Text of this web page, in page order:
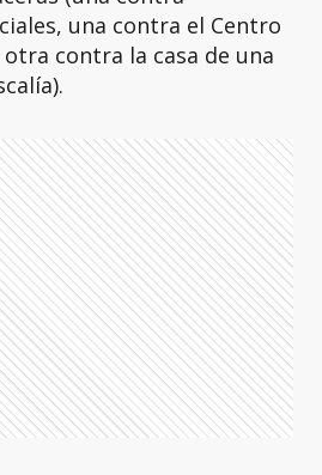
una contra el Centro
otra contra la casa de una